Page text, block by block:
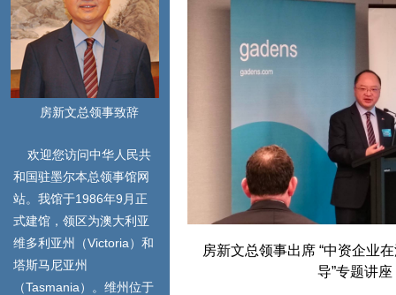
房新文总领事致辞
欢迎您访问中华人民共
和国驻墨尔本总领事馆网
站。我馆于1986年9月正
式建馆，领区为澳大利亚
维多利亚州（Victoria）和
塔斯马尼亚州
（Tasmania）。维州位于
年度平安留学座谈会
房新文总领事出席 “中资企业
导”专题讲座
习近平会见泰国